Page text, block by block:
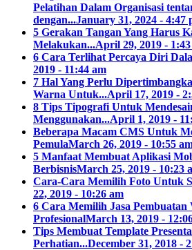
Pelatihan Dalam Organisasi
dengan...January 31, 2024 - 4:47
5 Gerakan Tangan Yang Harus
Melakukan...April 29, 2019 -
6 Cara Terlihat Percaya Diri
2019 - 11:44 am
7 Hal Yang Perlu
Warna Untuk...April 17, 2019 -
8 Tips Tipografi Untuk
Menggunakan...April 1, 2019 -
Beberapa Macam CMS Untuk
PemulaMarch 26, 2019 - 10:55
5 Manfaat Membuat Aplikasi
BerbisnisMarch 25, 2019 - 10:23
Cara-Cara Memilih Foto Untuk
22, 2019 - 10:26 am
6 Cara Memilih Jasa Pembuatan
ProfesionalMarch 13, 2019 -
Tips Membuat Template
Perhatian...December 31, 2018 -